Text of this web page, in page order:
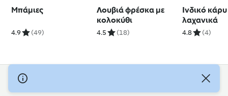
Μπάμιες
4.9 (49)
Λουβιά φρέσκα με
κολοκύθι
4.5 (18)
Ινδικό
λαχανικά
4.8 (4)
© Πνευματικά Δικαιώματα 2026